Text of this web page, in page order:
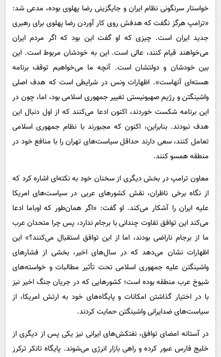
خواستار سرنگونی نظام ایران و جایگزینی رضا پهلوی بوده، مدعی شد:
«ترامپ هرگز نگفت که هدفش روی کار آوردن رضا پهلوی برای رهبری
جدید ایران است. چیزی که او گفت این بود که اگر مردم ایران
می‌خواهند قیام کنند، عالی است. این به خودشان مربوط است. این
بین خودشان و دولتشان است. آنچه ما می‌خواهیم توقف برنامه
هسته‌ای آنهاست». اظهارات ونس در شرایطی است که هدف اصلی
واشینگتن و رژیم صهیونیستی تغییر جمهوری اسلامی بود، اما، چون در
این برنامه شکست خوردند، اکنون ادعا می‌کنند که از اول دنبال این
هدف نبودند. بنابراین، اکنون که مجبورند با نظام جمهوری اسلامی
تعامل کنند، سعی دارند حداقل سیاست‌های تهران را با منافع خود در
منطقه همسو کنند.
معاون ترامپ در بخش دیگری از سخنان خود به نکته‌ای اشاره کرد که
از نگاه برخی ناظران، نقش کشورهای عربی در سیاست‌های امریکا
علیه ایران را آشکار می‌کند. او گفت: «اگر همان‌طور که اوباما ادعا
می‌کند این توافق تفاوت چندانی با برجام ندارد، پس چرا متحدان عرب
ما از برجام ناراضی بودند، اما از این توافق استقبال می‌کنند؟» این
اظهارات نشان می‌دهد که در سال‌های اخیر، بخشی از فشارهای
واشینگتن علیه جمهوری اسلامی تحت تأثیر مطالبات و خواسته‌های
شیوخ عرب منطقه بوده است؛ کشورهایی که در جریان جنگ اخیر نیز
با در اختیار گذاشتن امکانات و پایگاه‌های خود به ارتش امریکا، از
سیاست‌های ضدایرانی واشینگتن حمایت کردند.
در آستانه امضای توافق، نفتکش‌های ایرانی نیز یکی پس از دیگری از
خلیج فارس عبور کرده و راهی بازار انرژی می‌شوند. پایگاه تانکر ترکرز